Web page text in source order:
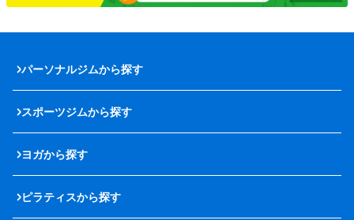
パーソナルジムから探す
スポーツジムから探す
ヨガから探す
ピラティスから探す